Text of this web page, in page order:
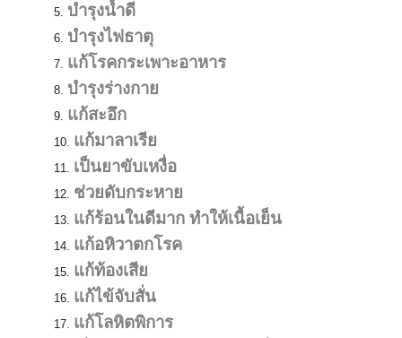
บำรุงน้ำดี
บำรุงไฟธาตุ
แก้โรคกระเพาะอาหาร
บำรุงร่างกาย
แก้สะอึก
แก้มาลาเรีย
เป็นยาขับเหงื่อ
ช่วยดับกระหาย
แก้ร้อนในดีมาก ทำให้เนื้อเย็น
แก้อหิวาตกโรค
แก้ท้องเสีย
แก้ไข้จับสั่น
แก้โลหิตพิการ